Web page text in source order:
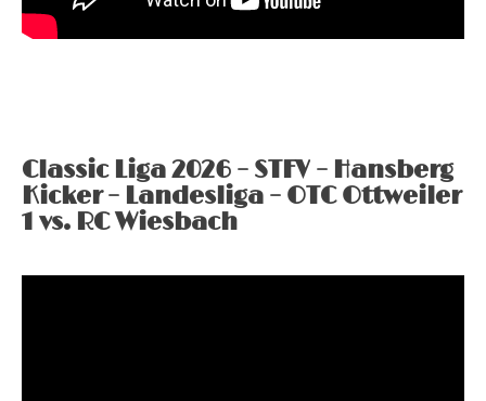
Classic Liga 2026 – STFV – Hansberg
Kicker – Landesliga – OTC Ottweiler
1 vs. RC Wiesbach